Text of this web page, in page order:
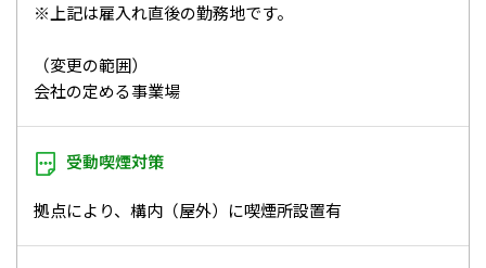
※上記は雇入れ直後の勤務地です。
（変更の範囲）
会社の定める事業場
受動喫煙対策
拠点により、構内（屋外）に喫煙所設置有